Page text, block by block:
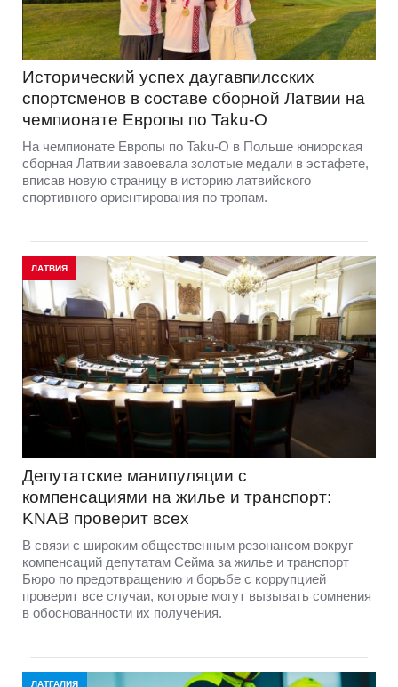
Исторический успех даугавпилсских
спортсменов в составе сборной Латвии на
чемпионате Европы по Taku-O
На чемпионате Европы по Taku-O в Польше юниорская
сборная Латвии завоевала золотые медали в эстафете,
вписав новую страницу в историю латвийского
спортивного ориентирования по тропам.
ЛАТВИЯ
Депутатские манипуляции с
компенсациями на жилье и транспорт:
KNAB проверит всех
В связи с широким общественным резонансом вокруг
компенсаций депутатам Сейма за жилье и транспорт
Бюро по предотвращению и борьбе с коррупцией
проверит все случаи, которые могут вызывать сомнения
в обоснованности их получения.
ЛАТГАЛИЯ